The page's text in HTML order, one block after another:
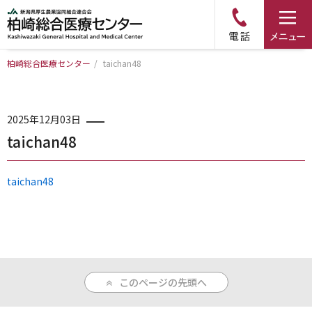
病院について
診療科・部門のご案内
入院のご案内
柏崎総合医療センター / taichan48
2025年12月03日
taichan48
taichan48
このページの先頭へ